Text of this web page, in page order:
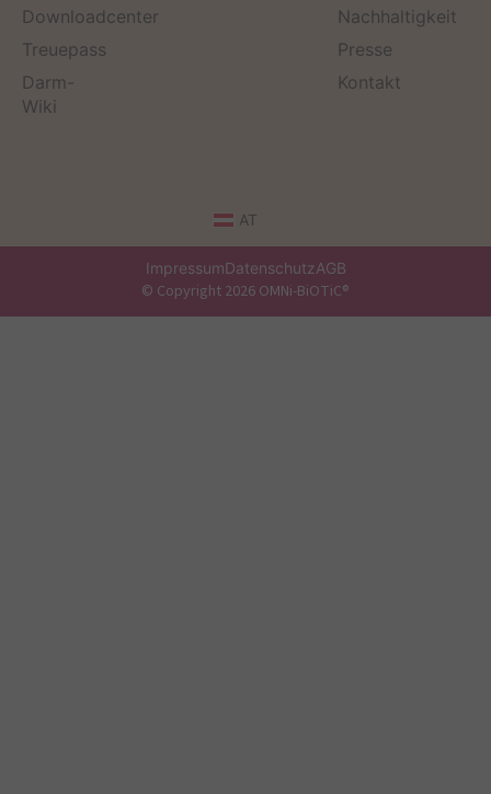
Downloadcenter
Treuepass
Darm-
Wiki
Nachhaltigkeit
Presse
Kontakt
AT
ImpressumDatenschutzAGB
© Copyright 2026 OMNi-BiOTiC®